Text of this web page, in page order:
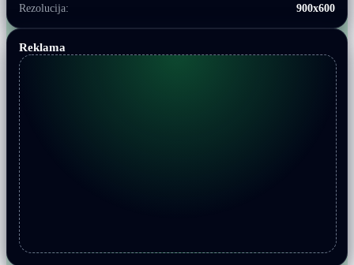
Rezolucija:
900x600
Reklama